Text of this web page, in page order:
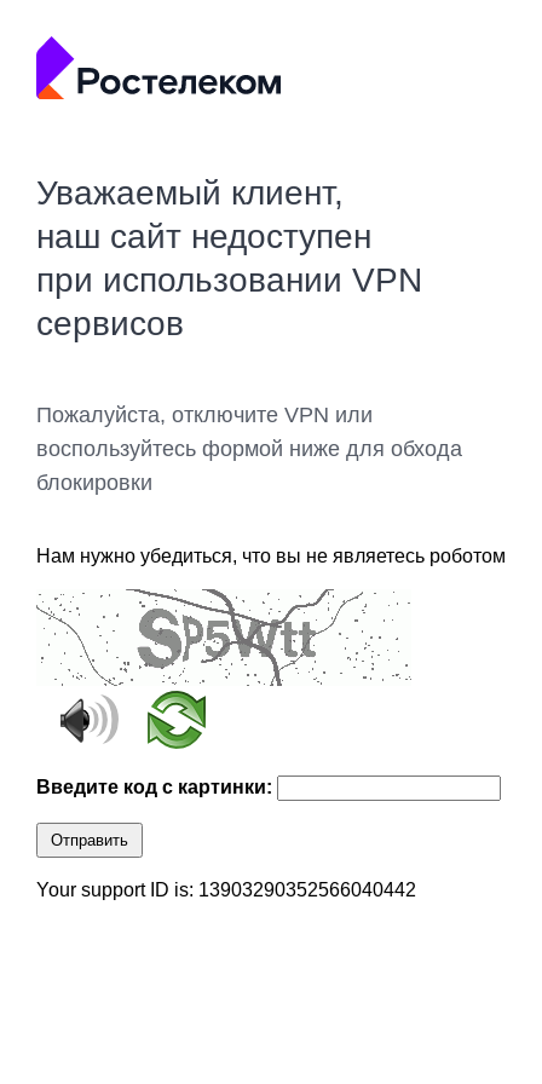
Уважаемый клиент,
наш сайт недоступен
при использовании VPN
сервисов
Пожалуйста, отключите VPN или
воспользуйтесь формой ниже для обхода
блокировки
Нам нужно убедиться, что вы не являетесь роботом
Введите код с картинки:
Отправить
Your support ID is: 13903290352566040442